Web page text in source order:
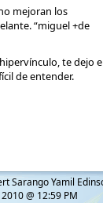
mejoran los
“miguel +de
te dejo
de entender.
Sarango Yamil
@ 12:59 PM